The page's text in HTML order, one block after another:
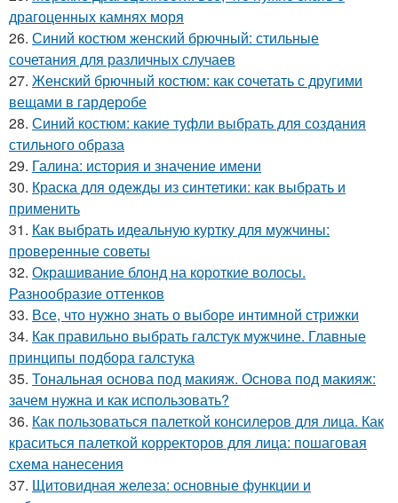
драгоценных камнях моря
26. Синий костюм женский брючный: стильные
сочетания для различных случаев
27. Женский брючный костюм: как сочетать с другими
вещами в гардеробе
28. Синий костюм: какие туфли выбрать для создания
стильного образа
29. Галина: история и значение имени
30. Краска для одежды из синтетики: как выбрать и
применить
31. Как выбрать идеальную куртку для мужчины:
проверенные советы
32. Окрашивание блонд на короткие волосы.
Разнообразие оттенков
33. Все, что нужно знать о выборе интимной стрижки
34. Как правильно выбрать галстук мужчине. Главные
принципы подбора галстука
35. Тональная основа под макияж. Основа под макияж:
зачем нужна и как использовать?
36. Как пользоваться палеткой консилеров для лица. Как
краситься палеткой корректоров для лица: пошаговая
схема нанесения
37. Щитовидная железа: основные функции и